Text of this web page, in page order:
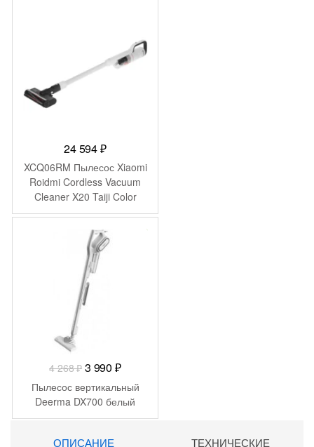
24 594₽
XCQ06RM Пылесос Xiaomi
Roidmi Cordless Vacuum
Cleaner X20 Taiji Color
4 268₽ Первоначальная
цена
составляла
4
268 ₽.
3 990 ₽Текущая
цена:
3
990 ₽.
Пылесос вертикальный
Deerma DX700 белый
ОПИСАНИЕ ТЕХНИЧЕСКИЕ